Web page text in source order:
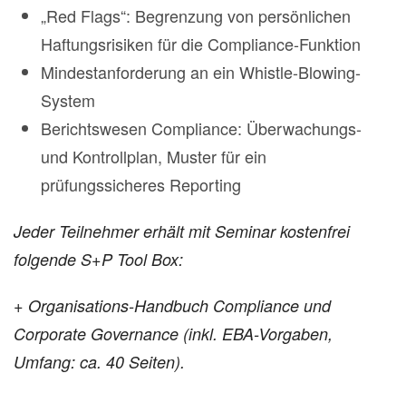
„Red Flags“: Begrenzung von persönlichen
Haftungsrisiken für die Compliance-Funktion
Mindestanforderung an ein Whistle-Blowing-
System
Berichtswesen Compliance: Überwachungs-
und Kontrollplan, Muster für ein
prüfungssicheres Reporting
Jeder Teilnehmer erhält mit Seminar kostenfrei
folgende S+P Tool Box:
+ Organisations-Handbuch Compliance und
Corporate Governance (inkl. EBA-Vorgaben,
Umfang: ca. 40 Seiten).